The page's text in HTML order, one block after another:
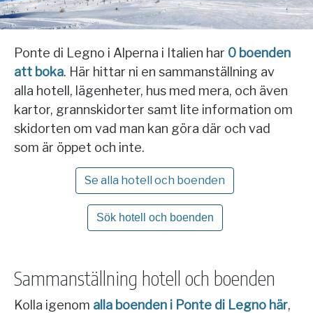
Ponte di Legno i Alperna i Italien har 0 boenden
att boka. Här hittar ni en sammanställning av
alla hotell, lägenheter, hus med mera, och även
kartor, grannskidorter samt lite information om
skidorten om vad man kan göra där och vad
som är öppet och inte.
Se alla hotell och boenden
Sök hotell och boenden
Sammanställning hotell och boenden
Kolla igenom alla boenden i Ponte di Legno här,